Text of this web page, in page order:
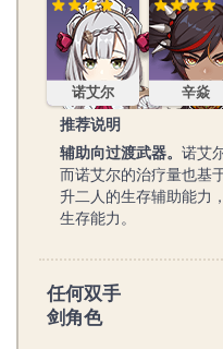
诺艾尔
诺艾尔
辛焱
辛焱
推荐说明
辅助向过渡武器。 诺艾
而诺艾尔的治疗量也基
升二人的生存辅助能力
生存能力。
任何双手
剑角色